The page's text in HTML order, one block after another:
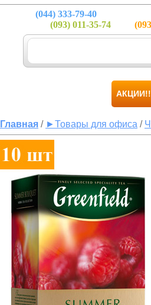
(044) 333-79-40
(093) 011-35-74
Главная / ►Товары для офиса /